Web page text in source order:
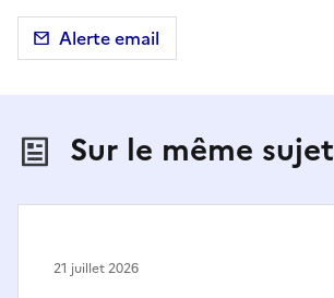
Alerte email
Sur le même sujet
21 juillet 2026